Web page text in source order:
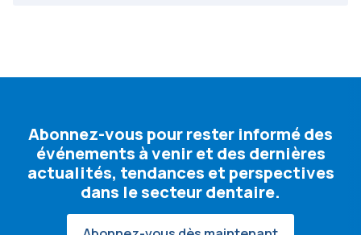
Abonnez-vous pour rester informé des
événements à venir et des dernières
actualités, tendances et perspectives
dans le secteur dentaire.